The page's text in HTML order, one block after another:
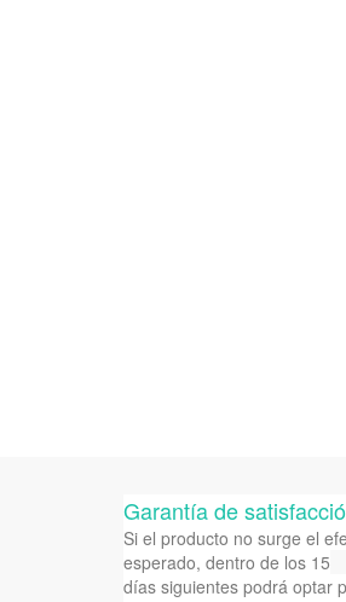
Garantía de
Si el producto no surge el
esperado, dentro de los 15
días siguientes podrá optar